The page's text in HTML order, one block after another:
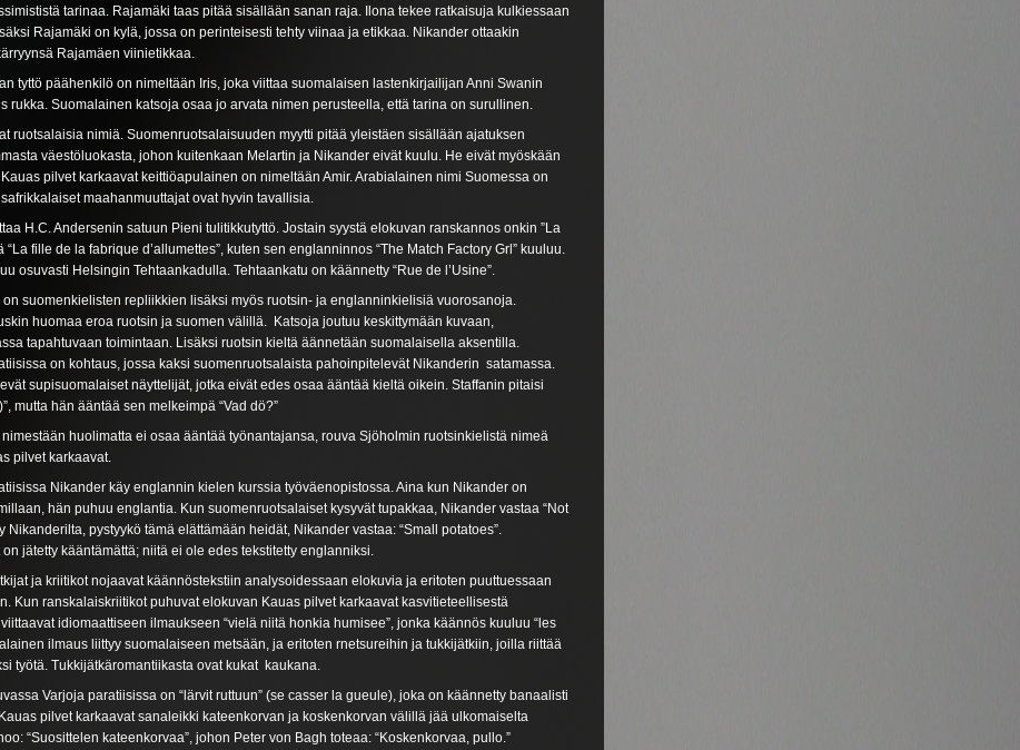
tarinaa. Rajamäki taas pitää sisällään sanan raja. Ilona tekee ratkaisuja kulkiessaan
Rajamäki on kylä, jossa on perinteisesti tehty viinaa ja etikkaa. Nikander ottaakin
Rajamäen viinietikkaa.
tyttö päähenkilö on nimeltään Iris, joka viittaa suomalaisen lastenkirjailijan Anni Swanin
rukka. Suomalainen katsoja osaa jo arvata nimen perusteella, että tarina on surullinen.
ruotsalaisia nimiä. Suomenruotsalaisuuden myytti pitää yleistäen sisällään ajatuksen
väestöluokasta, johon kuitenkaan Melartin ja Nikander eivät kuulu. He eivät myöskään
pilvet karkaavat keittiöapulainen on nimeltään Amir. Arabialainen nimi Suomessa on
maahanmuuttajat ovat hyvin tavallisia.
H.C. Andersenin satuun Pieni tulitikkutyttö. Jostain syystä elokuvan ranskannos onkin ”La
“La fille de la fabrique d’allumettes”, kuten sen englanninnos “The Match Factory Grl” kuuluu.
osuvasti Helsingin Tehtaankadulla. Tehtaankatu on käännetty “Rue de l’Usine”.
on suomenkielisten repliikkien lisäksi myös ruotsin- ja englanninkielisiä vuorosanoja.
huomaa eroa ruotsin ja suomen välillä. Katsoja joutuu keskittymään kuvaan,
tapahtuvaan toimintaan. Lisäksi ruotsin kieltä äännetään suomalaisella aksentilla.
on kohtaus, jossa kaksi suomenruotsalaista pahoinpitelevät Nikanderin satamassa.
supisuomalaiset näyttelijät, jotka eivät edes osaa ääntää kieltä oikein. Staffanin pitaisi
mutta hän ääntää sen melkeimpä “Vad dö?”
huolimatta ei osaa ääntää työnantajansa, rouva Sjöholmin ruotsinkielistä nimeä
pilvet karkaavat.
Nikander käy englannin kielen kurssia työväenopistossa. Aina kun Nikander on
hän puhuu englantia. Kun suomenruotsalaiset kysyvät tupakkaa, Nikander vastaa “Not
Nikanderilta, pystyykö tämä elättämään heidät, Nikander vastaa: “Small potatoes”.
jätetty kääntämättä; niitä ei ole edes tekstitetty englanniksi.
ja kriitikot nojaavat käännöstekstiin analysoidessaan elokuvia ja eritoten puuttuessaan
Kun ranskalaiskriitikot puhuvat elokuvan Kauas pilvet karkaavat kasvitieteellisestä
idiomaattiseen ilmaukseen “vielä niitä honkia humisee”, jonka käännös kuuluu “les
ilmaus liittyy suomalaiseen metsään, ja eritoten rnetsureihin ja tukkijätkiin, joilla riittää
työtä. Tukkijätkäromantiikasta ovat kukat kaukana.
Varjoja paratiisissa on “lärvit ruttuun” (se casser la gueule), joka on käännetty banaalisti
pilvet karkaavat sanaleikki kateenkorvan ja koskenkorvan välillä jää ulkomaiselta
“Suosittelen kateenkorvaa”, johon Peter von Bagh toteaa: “Koskenkorvaa, pullo.”